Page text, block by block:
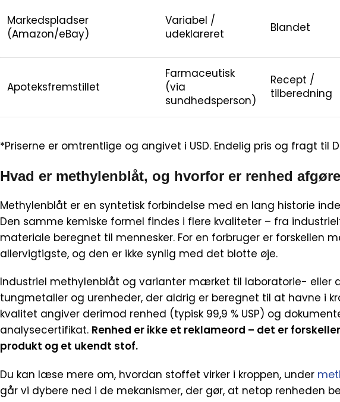
Markedspladser
(Amazon/eBay)
Variabel /
udeklareret
Blandet
Apoteksfremstillet
Farmaceutisk
(via
sundhedsperson)
Recept /
tilberedning
*Priserne er omtrentlige og angivet i USD. Endelig pris og fragt til
Hvad er methylenblåt, og hvorfor er renhed
Methylenblåt er en syntetisk forbindelse med en lang historie
Den samme kemiske formel findes i flere kvaliteter – fra
materiale beregnet til mennesker. For en forbruger er forskellen
allervigtigste, og den er ikke synlig med det blotte øje.
Industriel methylenblåt og varianter mærket til laboratorie- eller
tungmetaller og urenheder, der aldrig er beregnet til at havne i
kvalitet angiver derimod renhed (typisk 99,9 % USP) og
analysecertifikat. Renhed er ikke et reklameord – det er
produkt og et ukendt stof.
Du kan læse mere om, hvordan stoffet virker i kroppen, under
går vi dybere ned i de mekanismer, der gør, at netop renheden